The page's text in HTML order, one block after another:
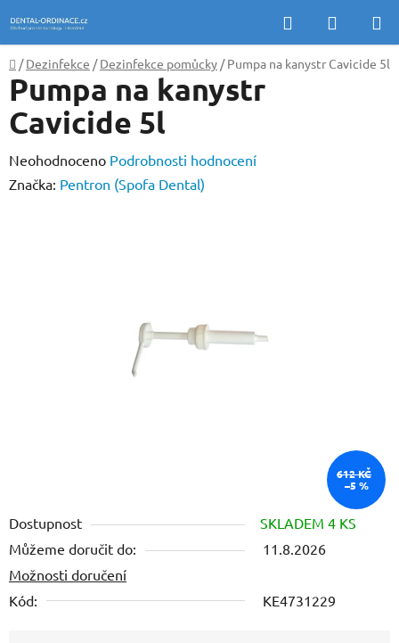
na
obsah
Hledat
KOŠÍK
Domů
/ Dezinfekce / Dezinfekce pomůcky / Pumpa na kanystr Cavicide 5l
Dostupnost
SKLADEM 4 KS
Můžeme doručit do:
11.8.2026
Možnosti doručení
Kód:
KE4731229
Pumpa na kanystr
Cavicide 5l
Průměrné
hodnocení
Neohodnoceno Podrobnosti hodnocení
Značka: Pentron (Spofa Dental)
612 KČ
–5 %